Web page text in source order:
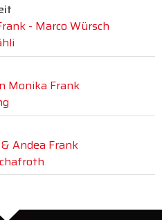
- Marco Würsch
Monika Frank
Andea Frank